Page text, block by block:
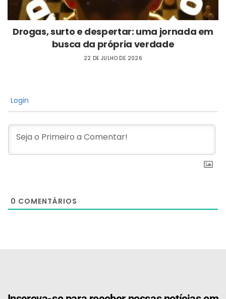
Drogas, surto e despertar: uma jornada em
busca da própria verdade
22 DE JULHO DE 2026
Login
0 COMENTÁRIOS